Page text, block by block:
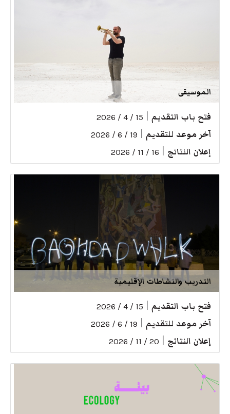
الموسيقى
فتح باب التقديم 15 / 4 / 2026
آخر موعد للتقديم 19 / 6 / 2026
إعلان النتائج 16 / 11 / 2026
التدريب والنشاطات الإقليمية
فتح باب التقديم 15 / 4 / 2026
آخر موعد للتقديم 19 / 6 / 2026
إعلان النتائج 20 / 11 / 2026